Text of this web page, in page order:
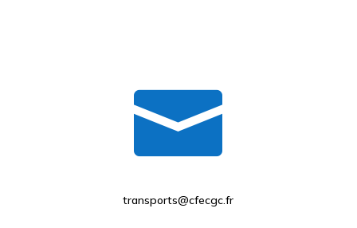

transports@cfecgc.fr